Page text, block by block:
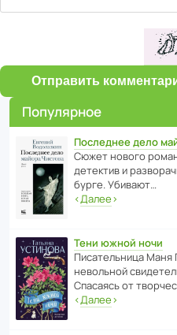
Отправить
Популярное
Последнее дело
Сюжет нового
дете­ктив и
бурге. Убивают…
‹Далее›
Тени южной ночи
Писа­тель­ница Маня
невольной
Спасаясь от
‹Далее›